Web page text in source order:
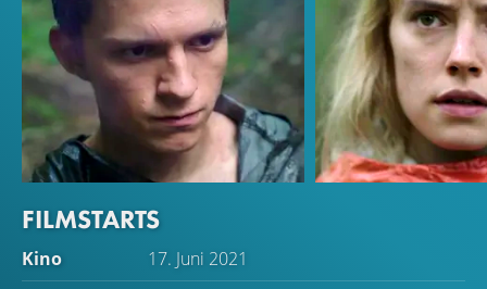
Tom Holland
Todd Hewitt
FILMSTARTS
Kino
17. Juni 2021